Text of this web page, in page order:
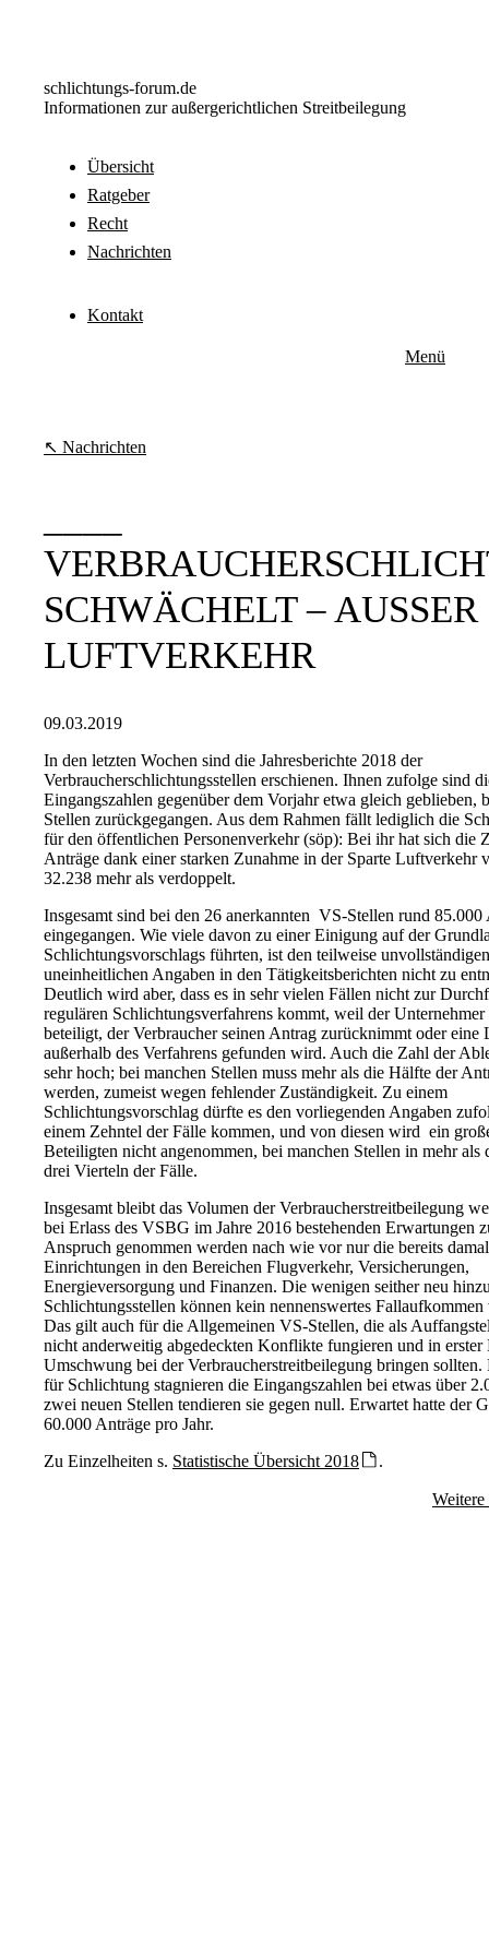
schlichtungs-forum.de
Informationen zur außergerichtlichen Streitbeilegung
Übersicht
Ratgeber
Recht
Nachrichten
Kontakt
Menü
Nachrichten
SCHWÄCHELT – AUSSER
UFTVERKEHR
09.03.2019
In den letzten Wochen sind die Jahresberichte 2018 der
Verbraucherschlichtungsstellen erschienen. Ihnen zufolge sind
Eingangszahlen gegenüber dem Vorjahr etwa gleich geblieben,
Stellen zurückgegangen. Aus dem Rahmen fällt lediglich die
für den öffentlichen Personenverkehr (söp): Bei ihr hat sich die
Anträge dank einer starken Zunahme in der Sparte Luftverkehr
32.238 mehr als verdoppelt.
Insgesamt sind bei den 26 anerkannten VS-Stellen rund 85.000
eingegangen. Wie viele davon zu einer Einigung auf der
Schlichtungsvorschlags führten, ist den teilweise
uneinheitlichen Angaben in den Tätigkeitsberichten nicht zu
Deutlich wird aber, dass es in sehr vielen Fällen nicht zur
regulären Schlichtungsverfahrens kommt, weil der
beteiligt, der Verbraucher seinen Antrag zurücknimmt oder eine
außerhalb des Verfahrens gefunden wird. Auch die Zahl der
sehr hoch; bei manchen Stellen muss mehr als die Hälfte der
werden, zumeist wegen fehlender Zuständigkeit. Zu einem
Schlichtungsvorschlag dürfte es den vorliegenden Angaben
einem Zehntel der Fälle kommen, und von diesen wird ein
Beteiligten nicht angenommen, bei manchen Stellen in mehr als
drei Vierteln der Fälle.
Insgesamt bleibt das Volumen der Verbraucherstreitbeilegung
bei Erlass des VSBG im Jahre 2016 bestehenden Erwartungen
Anspruch genommen werden nach wie vor nur die bereits
Einrichtungen in den Bereichen Flugverkehr, Versicherungen,
Energieversorgung und Finanzen. Die wenigen seither neu
Schlichtungsstellen können kein nennenswertes Fallaufkommen
Das gilt auch für die Allgemeinen VS-Stellen, die als
nicht anderweitig abgedeckten Konflikte fungieren und in erster
Umschwung bei der Verbraucherstreitbeilegung bringen
für Schlichtung stagnieren die Eingangszahlen bei etwas über
zwei neuen Stellen tendieren sie gegen null. Erwartet hatte der
60.000 Anträge pro Jahr.
Zu Einzelheiten s. Statistische Übersicht 2018
.